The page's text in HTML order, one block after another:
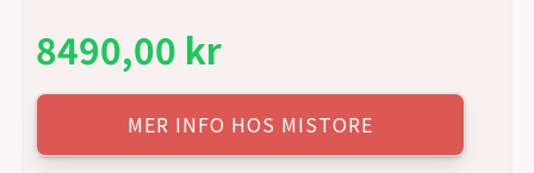
8490,00 kr
MER INFO HOS MISTORE